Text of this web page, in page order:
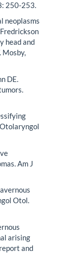
250-253.
neoplasms
head and
Mosby,
DE.
Am J
Otol.
arising
and